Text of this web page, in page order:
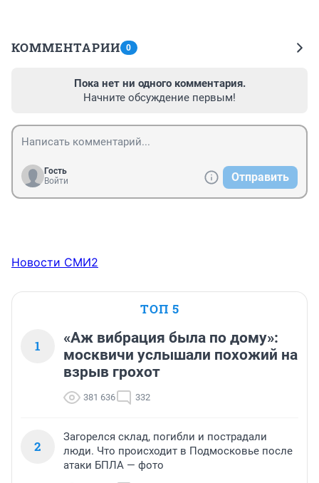
КОММЕНТАРИИ 0
Пока нет ни одного комментария.
Начните обсуждение первым!
Гость
Войти
Отправить
Новости СМИ2
ТОП 5
1
«Аж вибрация была по дому»:
москвичи услышали похожий на
взрыв грохот
381 636 332
2
Загорелся склад, погибли и пострадали
люди. Что происходит в Подмосковье после
атаки БПЛА — фото